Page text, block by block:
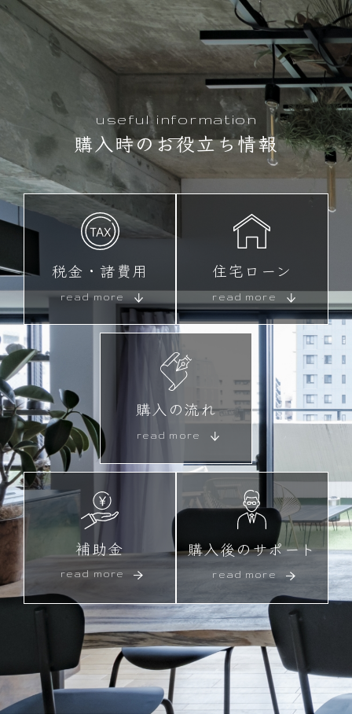
useful information
購入時のお役立ち情報
税金・諸費用
read more
住宅ローン
read more
購入の流れ
read more
補助金
read more
購入後のサポート
read more